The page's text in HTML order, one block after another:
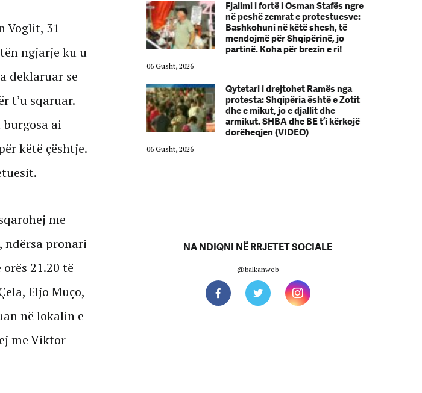
Voglit, 31-
ngjarje ku u
deklaruar se
t’u sqaruar.
ai
këtë çështje.
me
ndërsa pronari
21.20 të
Eljo Muço,
në lokalin e
me Viktor
Bashkohuni në këtë shesh, të
mendojmë për Shqipërinë, jo
partinë. Koha për brezin e ri!
protesta: Shqipëria është e Zotit
dhe e mikut, jo e djallit dhe
armikut. SHBA dhe BE t’i kërkojë
dorëheqjen (VIDEO)
Fjalimi i fortë i Osman Stafës ngre
në peshë zemrat e protestuesve:
Bashkohuni në këtë shesh, të
mendojmë për Shqipërinë, jo
partinë. Koha për brezin e ri!
06 Gusht, 2026
Qytetari i drejtohet Ramës nga
protesta: Shqipëria është e Zotit
dhe e mikut, jo e djallit dhe
armikut. SHBA dhe BE t’i kërkojë
dorëheqjen (VIDEO)
06 Gusht, 2026
NA NDIQNI NË RRJETET SOCIALE
@balkanweb